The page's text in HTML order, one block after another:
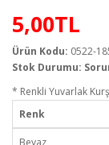
5,00TL
Ürün Kodu: 0522-
Stok Durumu:
* Renkli Yuvarlak
Renk
Beyaz